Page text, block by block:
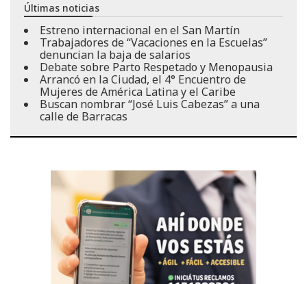
Últimas noticias
Estreno internacional en el San Martín
Trabajadores de “Vacaciones en la Escuelas”
denuncian la baja de salarios
Debate sobre Parto Respetado y Menopausia
Arrancó en la Ciudad, el 4° Encuentro de
Mujeres de América Latina y el Caribe
Buscan nombrar “José Luis Cabezas” a una
calle de Barracas